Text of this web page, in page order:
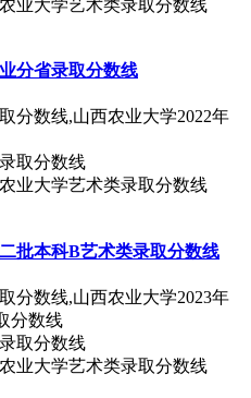
业大学艺术类录取分数线
分省录取分数线
分数线,山西农业大学2022年
业大学艺术类录取分数线
批本科B艺术类录取分数线
分数线,山西农业大学2023年
分数线
业大学艺术类录取分数线